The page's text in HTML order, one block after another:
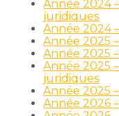
Année 2024
juridiques
Année 2024
Année 2025 –
Année 2025
Année 2025
juridiques
Année 2025
Année 2026 –